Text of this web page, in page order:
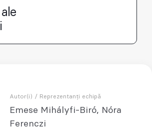
Autor(i) / Reprezentanți echipă
Emese Mihályfi-Biró, Nóra
Ferenczi